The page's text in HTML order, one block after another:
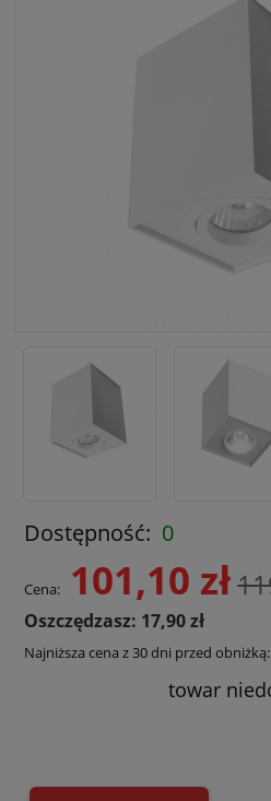
Dostępność: 0
Cena: 101,10 zł
Oszczędzasz: 17,90 zł
Najniższa cena z 30 dni przed obniżką:
towar